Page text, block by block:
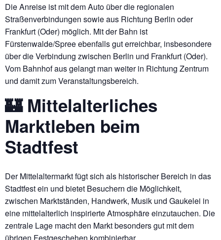
Die Anreise ist mit dem Auto über die regionalen
Straßenverbindungen sowie aus Richtung Berlin oder
Frankfurt (Oder) möglich. Mit der Bahn ist
Fürstenwalde/Spree ebenfalls gut erreichbar, insbesondere
über die Verbindung zwischen Berlin und Frankfurt (Oder).
Vom Bahnhof aus gelangt man weiter in Richtung Zentrum
und damit zum Veranstaltungsbereich.
🏰 Mittelalterliches
Marktleben beim
Stadtfest
Der Mittelaltermarkt fügt sich als historischer Bereich in das
Stadtfest ein und bietet Besuchern die Möglichkeit,
zwischen Marktständen, Handwerk, Musik und Gaukelei in
eine mittelalterlich inspirierte Atmosphäre einzutauchen. Die
zentrale Lage macht den Markt besonders gut mit dem
übrigen Festgeschehen kombinierbar.